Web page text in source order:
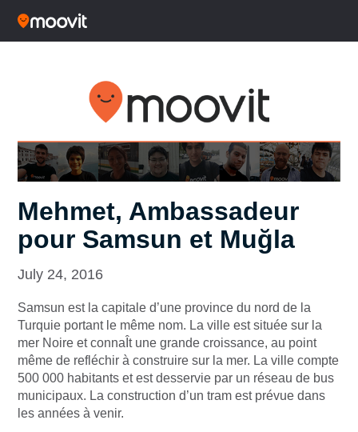
Mehmet, Ambassadeur
pour Samsun et Muğla
July 24, 2016
Samsun est la capitale d’une province du nord de la
Turquie portant le même nom. La ville est située sur la
mer Noire et connaÎt une grande croissance, au point
même de refléchir à construire sur la mer. La ville compte
500 000 habitants et est desservie par un réseau de bus
municipaux. La construction d’un tram est prévue dans
les années à venir.